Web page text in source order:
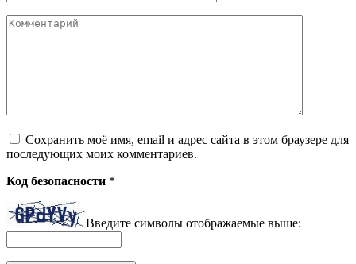
Комментарий
Сохранить моё имя, email и адрес сайта в этом браузере для
последующих моих комментариев.
Код безопасности *
Введите символы отображаемые выше: